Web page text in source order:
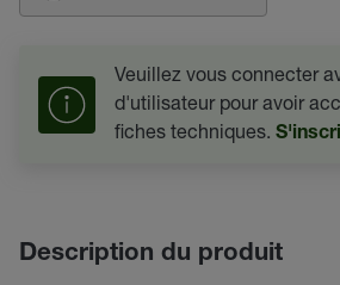
Veuillez vous connecter
d'utilisateur pour avoir
fiches techniques.
Description du produit